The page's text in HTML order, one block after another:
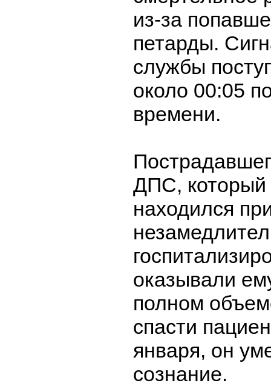
из-за
петарды.
службы
около 00:05
времени.
ДПС, который
находился
оказывали
полном
спасти
января, он
сознание.